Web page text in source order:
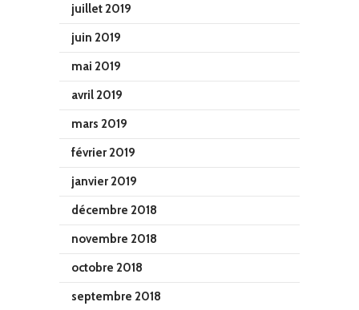
juillet 2019
juin 2019
mai 2019
avril 2019
mars 2019
février 2019
janvier 2019
décembre 2018
novembre 2018
octobre 2018
septembre 2018